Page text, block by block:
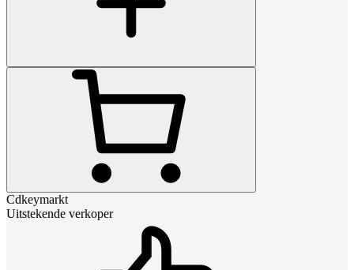
Cdkeymarkt
Uitstekende verkoper